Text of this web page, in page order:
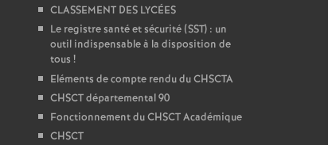
CLASSEMENT DES LYCÉES
Le registre santé et sécurité (SST) : un
outil indispensable à la disposition de
tous !
Eléments de compte rendu du CHSCTA
CHSCT départemental 90
Fonctionnement du CHSCT Académique
CHSCT